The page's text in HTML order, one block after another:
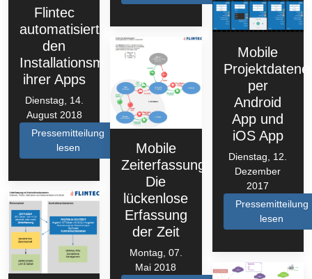
Flintec
automatisiert
den
Installationsmechanismus
ihrer Apps
Dienstag, 14.
August 2018
Pressemitteilung
lesen
Mobile
Zeiterfassung:
Die
lückenlose
Erfassung
der Zeit
Montag, 07.
Mai 2018
Mobile
per
Android
App und
iOS App
Dienstag, 12.
Dezember
2017
Pressemitteilung
lesen